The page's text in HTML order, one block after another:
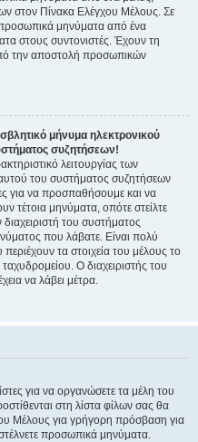
στον Πίνακα Ελέγχου Μέλους. Σε
μηνύματα από ένα
στους συντονιστές. Έχουν τη
την αποστολή προσωπικών
μήνυμα ηλεκτρονικού
συζητήσεων!
λειτουργίας των
του συστήματος συζητήσεων
για να προσπαθήσουμε και να
τέτοια μηνύματα, οπότε στείλτε
του συστήματος
που λάβατε. Είναι πολύ
τα στοιχεία του μέλους το
Ο διαχειριστής του
να λάβει μέτρα.
για να οργανώσετε τα μέλη του
στη λίστα φίλων σας θα
Μέλους για γρήγορη πρόσβαση για
στέλνετε προσωπικά μηνύματα.